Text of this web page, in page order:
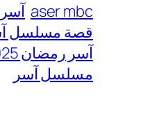
aser mbc
قصة مسلسل
آسر رمضان 2025
مسلسل آسر